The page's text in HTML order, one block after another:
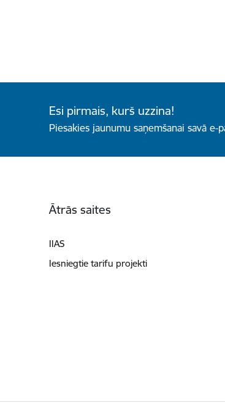
Esi pirmais, kurš uzzina!
Piesakies jaunumu saņemšanai savā e-
Ātrās saites
IIAS
Iesniegtie tarifu projekti